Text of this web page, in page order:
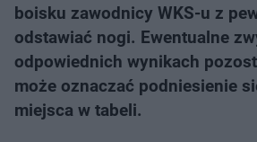
boisku zawodnicy WKS-u z
odstawiać nogi. Ewentualne
odpowiednich wynikach
może oznaczać podniesienie
miejsca w tabeli.